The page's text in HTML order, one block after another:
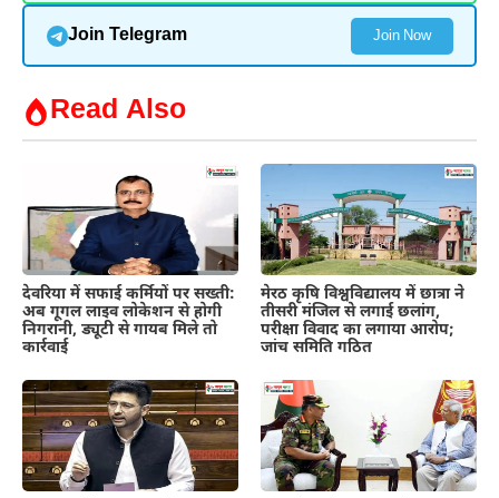
Join Telegram Join Now
Read Also
देवरिया में सफाई कर्मियों पर सख्ती:
अब गूगल लाइव लोकेशन से होगी
निगरानी, ड्यूटी से गायब मिले तो
कार्रवाई
मेरठ कृषि विश्वविद्यालय में छात्रा ने
तीसरी मंजिल से लगाई छलांग,
परीक्षा विवाद का लगाया आरोप;
जांच समिति गठित